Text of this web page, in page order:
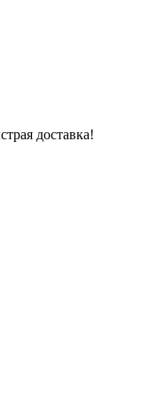
доставка!